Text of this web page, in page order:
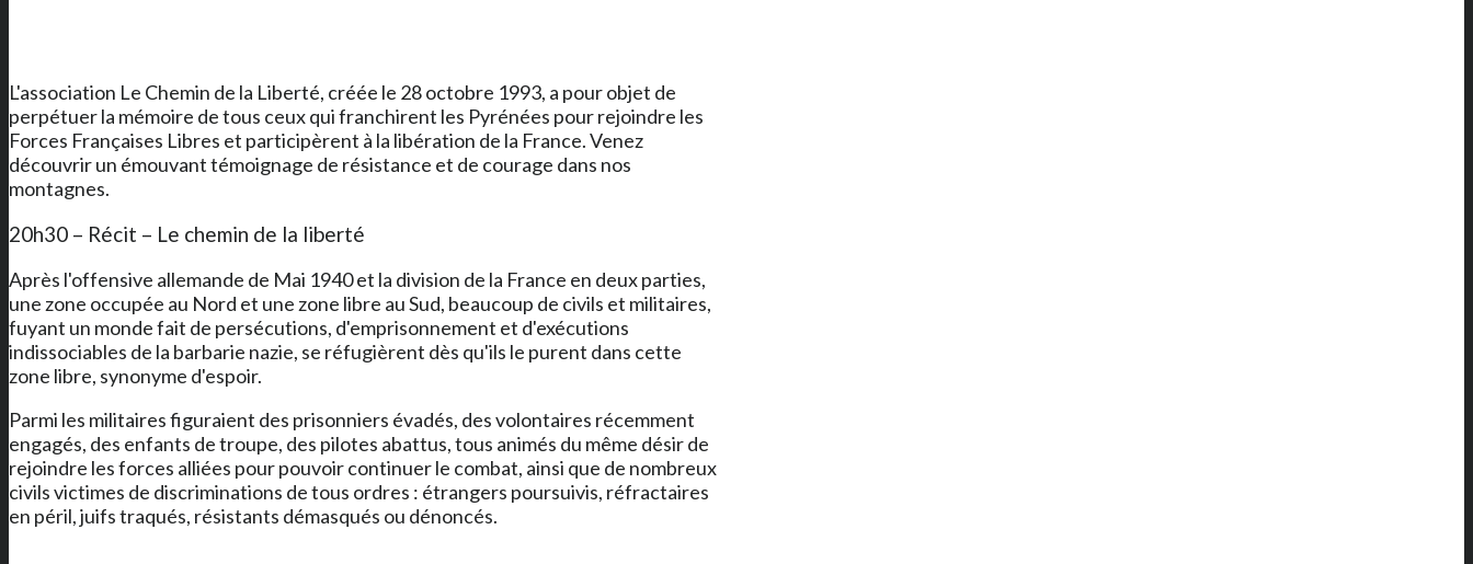
L'association Le Chemin de la Liberté, créée le 28 octobre 1993, a pour objet de
perpétuer la mémoire de tous ceux qui franchirent les Pyrénées pour rejoindre les
Forces Françaises Libres et participèrent à la libération de la France. Venez
découvrir un émouvant témoignage de résistance et de courage dans nos
montagnes.
20h30 – Récit – Le chemin de la liberté
Après l'offensive allemande de Mai 1940 et la division de la France en deux parties,
une zone occupée au Nord et une zone libre au Sud, beaucoup de civils et militaires,
fuyant un monde fait de persécutions, d'emprisonnement et d'exécutions
indissociables de la barbarie nazie, se réfugièrent dès qu'ils le purent dans cette
zone libre, synonyme d'espoir.
Parmi les militaires figuraient des prisonniers évadés, des volontaires récemment
engagés, des enfants de troupe, des pilotes abattus, tous animés du même désir de
rejoindre les forces alliées pour pouvoir continuer le combat, ainsi que de nombreux
civils victimes de discriminations de tous ordres : étrangers poursuivis, réfractaires
en péril, juifs traqués, résistants démasqués ou dénoncés.